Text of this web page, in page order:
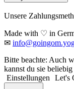
Unsere
Made with ♡ in
✉
Bitte beachte: Auch
kannst du sie beliebig
Einstellungen
Let's